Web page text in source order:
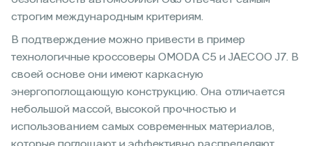
строгим международным критериям.
В подтверждение можно привести в пример
технологичные кроссоверы OMODA С5 и JAECOO J7. В
своей основе они имеют каркасную
энергопоглощающую конструкцию. Она отличается
небольшой массой, высокой прочностью и
использованием самых современных материалов,